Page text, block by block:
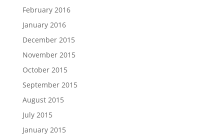
February 2016
January 2016
December 2015
November 2015
October 2015
September 2015
August 2015
July 2015
January 2015